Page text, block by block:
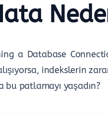
a Database
indekslerin
patlamayı yaşadın?